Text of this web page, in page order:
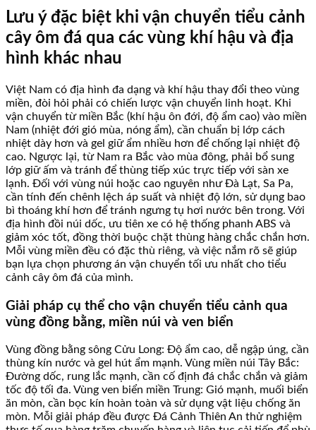
Lưu ý đặc biệt khi vận chuyển tiểu cảnh
cây ôm đá qua các vùng khí hậu và địa
hình khác nhau
Việt Nam có địa hình đa dạng và khí hậu thay đổi theo vùng
miền, đòi hỏi phải có chiến lược vận chuyển linh hoạt. Khi
vận chuyển từ miền Bắc (khí hậu ôn đới, độ ẩm cao) vào miền
Nam (nhiệt đới gió mùa, nóng ẩm), cần chuẩn bị lớp cách
nhiệt dày hơn và gel giữ ẩm nhiều hơn để chống lại nhiệt độ
cao. Ngược lại, từ Nam ra Bắc vào mùa đông, phải bổ sung
lớp giữ ấm và tránh để thùng tiếp xúc trực tiếp với sàn xe
lạnh. Đối với vùng núi hoặc cao nguyên như Đà Lạt, Sa Pa,
cần tính đến chênh lệch áp suất và nhiệt độ lớn, sử dụng bao
bì thoáng khí hơn để tránh ngưng tụ hơi nước bên trong. Với
địa hình đồi núi dốc, ưu tiên xe có hệ thống phanh ABS và
giảm xóc tốt, đồng thời buộc chặt thùng hàng chắc chắn hơn.
Mỗi vùng miền đều có đặc thù riêng, và việc nắm rõ sẽ giúp
bạn lựa chọn phương án vận chuyển tối ưu nhất cho tiểu
cảnh cây ôm đá của mình.
Giải pháp cụ thể cho vận chuyển tiểu cảnh qua
vùng đồng bằng, miền núi và ven biển
Vùng đồng bằng sông Cửu Long: Độ ẩm cao, dễ ngập úng, cần
thùng kín nước và gel hút ẩm mạnh. Vùng miền núi Tây Bắc:
Đường dốc, rung lắc mạnh, cần cố định đá chắc chắn và giảm
tốc độ tối đa. Vùng ven biển miền Trung: Gió mạnh, muối biển
ăn mòn, cần bọc kín hoàn toàn và sử dụng vật liệu chống ăn
mòn. Mỗi giải pháp đều được Đá Cảnh Thiên An thử nghiệm